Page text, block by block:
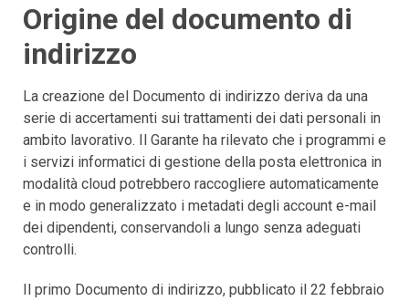
Origine del documento di
indirizzo
La creazione del Documento di indirizzo deriva da una
serie di accertamenti sui trattamenti dei dati personali in
ambito lavorativo. Il Garante ha rilevato che i programmi e
i servizi informatici di gestione della posta elettronica in
modalità cloud potrebbero raccogliere automaticamente
e in modo generalizzato i metadati degli account e-mail
dei dipendenti, conservandoli a lungo senza adeguati
controlli.
Il primo Documento di indirizzo, pubblicato il 22 febbraio